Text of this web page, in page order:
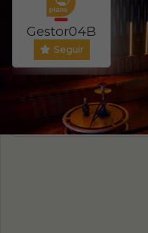
Gestor04B
Seguir
PRECIO ENTRADA
20